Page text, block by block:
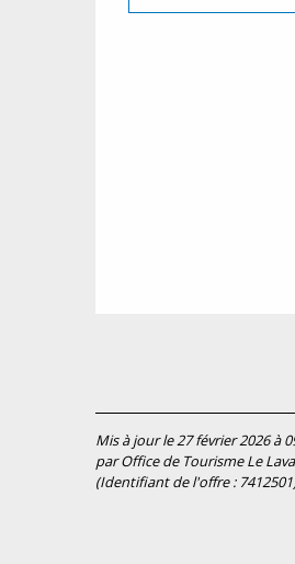
Mis à jour le 27 février 2026 à
par Office de Tourisme Le
(Identifiant de l'offre : 7412501